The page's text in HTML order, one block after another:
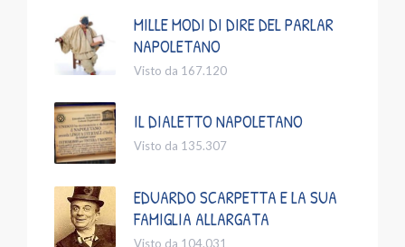
MILLE MODI DI DIRE DEL PARLAR
NAPOLETANO
Visto da 167.120
IL DIALETTO NAPOLETANO
Visto da 135.307
EDUARDO SCARPETTA E LA SUA
FAMIGLIA ALLARGATA
Visto da 104.031